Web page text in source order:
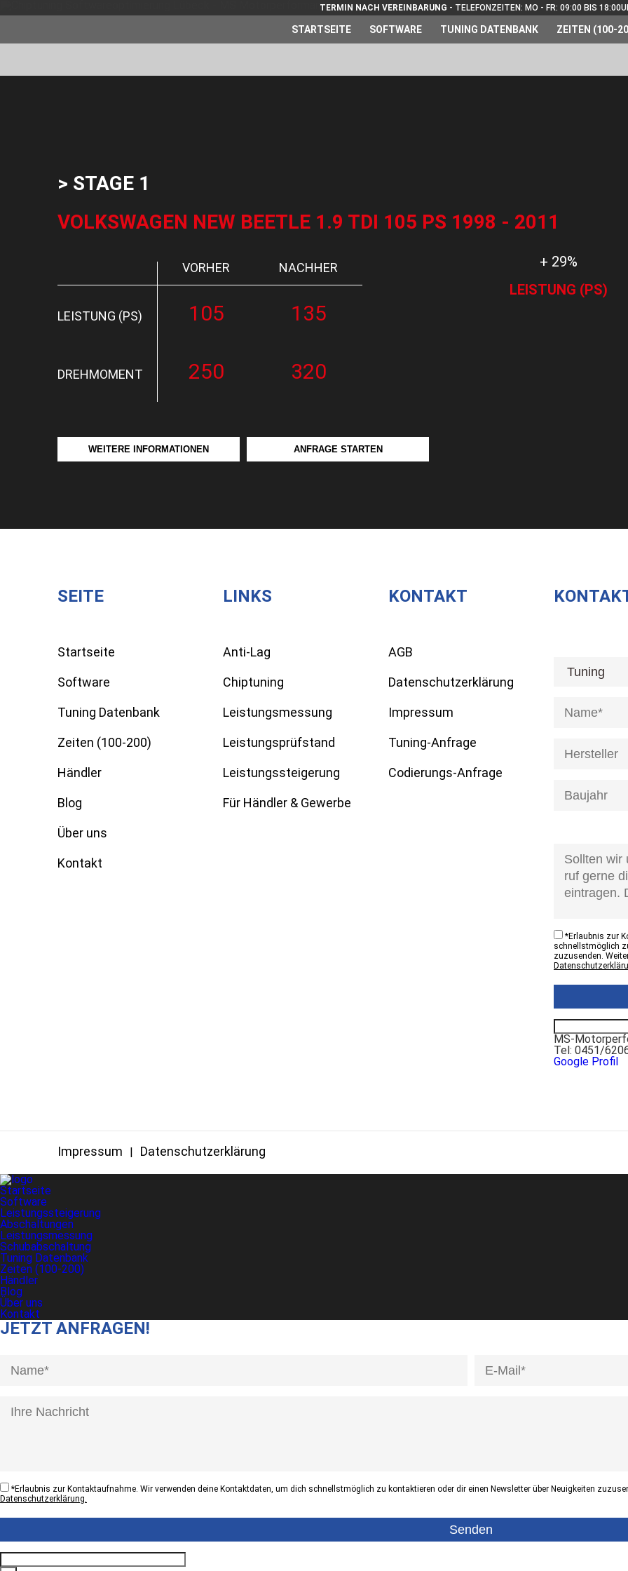
TERMIN NACH VEREINBARUNG - TELEFONZEITEN: MO - FR: 09:00 BIS
STARTSEITE SOFTWARE TUNING DATENBANK ZEITEN (100-
> STAGE 1
VOLKSWAGEN NEW BEETLE 1.9 TDI 105 PS 1998 - 2011
VORHER NACHHER
LEISTUNG (PS) 105 135
DREHMOMENT 250 320
WEITERE INFORMATIONEN ANFRAGE STARTEN
+ 29%
LEISTUNG (PS)
SEITE
Startseite
Software
Tuning Datenbank
Zeiten (100-200)
Händler
Blog
Über uns
Kontakt
LINKS
Anti-Lag
Chiptuning
Leistungsmessung
Leistungsprüfstand
Leistungssteigerung
Für Händler & Gewerbe
KONTAKT
AGB
Datenschutzerklärung
Impressum
Tuning-Anfrage
Codierungs-Anfrage
*Erlaubnis zur
schnellstmöglich
zuzusenden.
MS-
Tel: 0451/
Google Profil
Impressum Datenschutzerklärung
Startseite
Software
Leistungssteigerung
Abschaltungen
Leistungsmessung
Schubabschaltung
Tuning Datenbank
Zeiten (100-200)
Händler
Blog
Über uns
Kontakt
JETZT ANFRAGEN!
*Erlaubnis zur Kontaktaufnahme. Wir verwenden deine Kontaktdaten, um dich schnellstmöglich zu kontaktieren oder dir einen Newsletter über Neuigkeiten
Datenschutzerklärung.